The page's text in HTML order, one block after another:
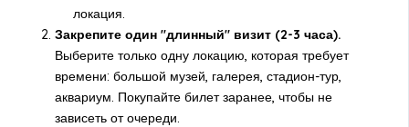
локация.
Закрепите один "длинный" визит (2-3 часа).
Выберите только одну локацию, которая требует
времени: большой музей, галерея, стадион-тур,
аквариум. Покупайте билет заранее, чтобы не
зависеть от очереди.